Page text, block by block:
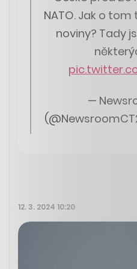
NATO. Jak o
noviny? Tady
—
12. 3. 2024 10:20